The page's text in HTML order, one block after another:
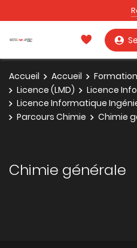
Accueil Accueil
Licence (LMD)
Licence
Licence Informatique
Parcours Chimie
Chimie
Chimie générale